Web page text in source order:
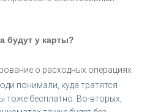
будут у карты?
о расходных операциях
понимали, куда тратятся
тоже бесплатно. Во-вторых,